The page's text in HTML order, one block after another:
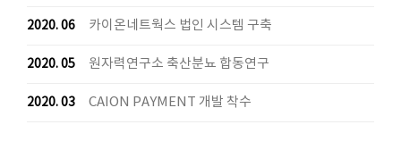
2020. 06 카이온네트웍스 법인 시스템 구축
2020. 05 원자력연구소 축산분뇨 합동연구
2020. 03 CAION PAYMENT 개발 착수